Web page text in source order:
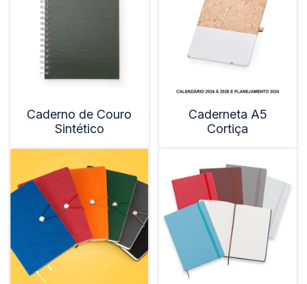
Caderno de Couro
Sintético
Caderneta A5
Cortiça